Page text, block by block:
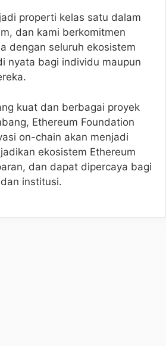
properti kelas satu dalam
dan kami berkomitmen
dengan seluruh ekosistem
nyata bagi individu maupun
kuat dan berbagai proyek
Ethereum Foundation
on-chain akan menjadi
ekosistem Ethereum
dan dapat dipercaya bagi
institusi.